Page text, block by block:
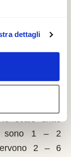
dettagli
i residenti a
un
scale dritte
sono 1 – 2
2 – 6